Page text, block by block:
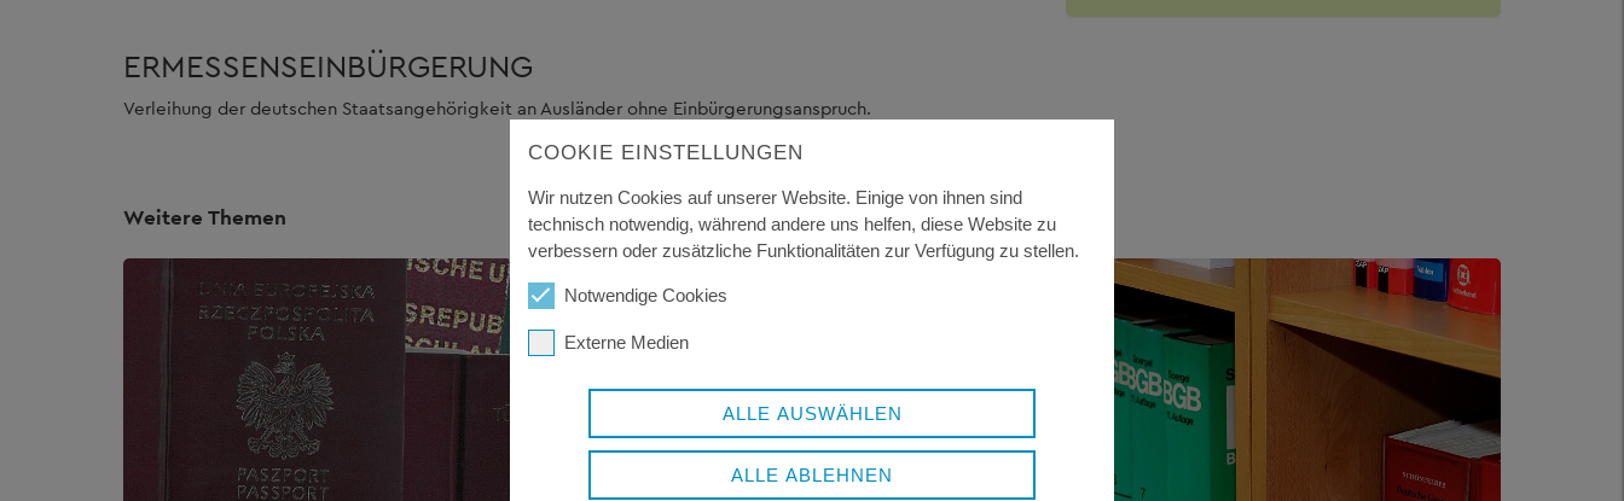
ERMESSENSEINBÜRGERUNG
Verleihung der deutschen Staatsangehörigkeit an Ausländer ohne Einbürgerungsanspruch.
Weitere Themen
COOKIE EINSTELLUNGEN
Wir nutzen Cookies auf unserer Website. Einige von ihnen sind
technisch notwendig, während andere uns helfen, diese Website zu
verbessern oder zusätzliche Funktionalitäten zur Verfügung zu stellen.
Notwendige Cookies
Externe Medien
ALLE AUSWÄHLEN
ALLE ABLEHNEN